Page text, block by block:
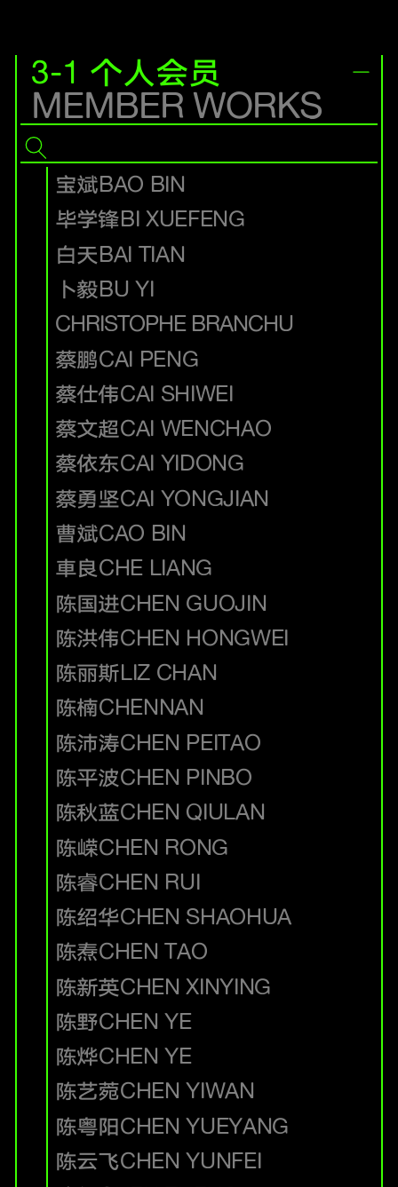
3-1 个人会员
MEMBER WORKS
宝斌BAO BIN
毕学锋BI XUEFENG
白天BAI TIAN
卜毅BU YI
CHRISTOPHE BRANCHU
蔡鹏CAI PENG
蔡仕伟CAI SHIWEI
蔡文超CAI WENCHAO
蔡依东CAI YIDONG
蔡勇坚CAI YONGJIAN
曹斌CAO BIN
車良CHE LIANG
陈国进CHEN GUOJIN
陈洪伟CHEN HONGWEI
陈丽斯LIZ CHAN
陈楠CHENNAN
陈沛涛CHEN PEITAO
陈平波CHEN PINBO
陈秋蓝CHEN QIULAN
陈嵘CHEN RONG
陈睿CHEN RUI
陈绍华CHEN SHAOHUA
陈焘CHEN TAO
陈新英CHEN XINYING
陈野CHEN YE
陈烨CHEN YE
陈艺菀CHEN YIWAN
陈粤阳CHEN YUEYANG
陈云飞CHEN YUNFEI